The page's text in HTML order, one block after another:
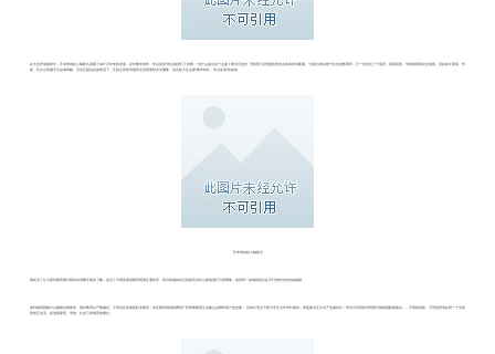
在大会开场致辞中，芥末堆创始人梅初九回顾了GET几年来的发展，并对教学相长、学以促用”的主题进行了诠释：“为什么提出这个主题？因为它包含了教育行业里面的所有主体和所有要素。”当我们谈论整个社会的教育时，它一共包含三个场景：家庭场景、学校场景和社会场景。而在如今家庭、学
校、社会之间都无法达成和解，无法互相信任的情况下，互相之间的沟通和交流便显得尤为重要，这也是大会主题“教学相长，学以促用”的由来。
芥末堆创始人梅初九
因此为了让大家对教育细分模块有清晰全面的了解，也为了方便各赛道教育同僚互通有无，我们将领袖论坛的嘉宾别出心裁地进行分类聚集，使得同一领域的观点在平行的时空内自由碰撞。
保利威用视频中台赋能在线教育；慧科教育以产教融合、工学结合发展新职业教育；涉足教育领域的腾讯广告帮助教育企业建立品牌和用户的连接；豆神大语文不把大语文当作学科看待，而是要与泛文化产业做结合；华为云利用技术优势打破校园数据孤岛……不同的经验、不同的思考在同一个空间
里相互交流，促进着家庭、学校、社会三种场景的磨合。